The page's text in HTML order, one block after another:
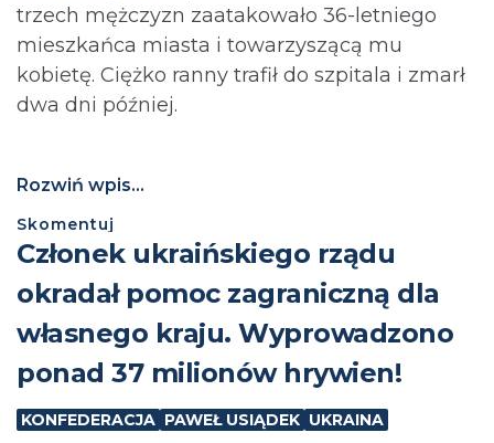
trzech mężczyzn zaatakowało 36-letniego
mieszkańca miasta i towarzyszącą mu
kobietę. Ciężko ranny trafił do szpitala i zmarł
dwa dni później.
Rozwiń wpis...
Skomentuj
Członek ukraińskiego rządu
okradał pomoc zagraniczną dla
własnego kraju. Wyprowadzono
ponad 37 milionów hrywien!
KONFEDERACJA PAWEŁ USIĄDEK UKRAINA